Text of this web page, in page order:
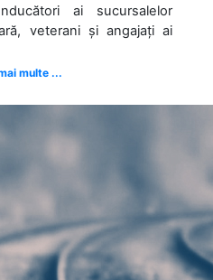
ai sucursalelor
veterani și angajați ai
multe ...